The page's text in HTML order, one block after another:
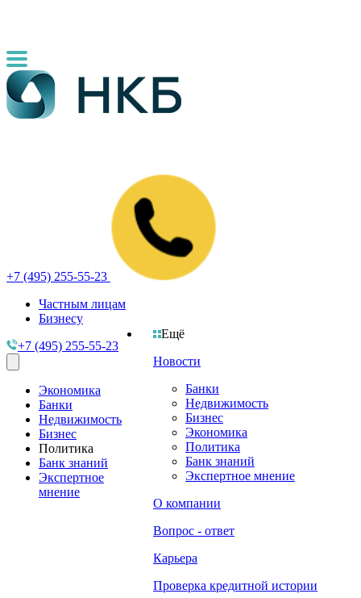
+7 (495) 255-55-23
Частным лицам
Бизнесу
Ещё
Новости
Банки
Недвижимость
Бизнес
Экономика
Политика
Банк знаний
Экспертное мнение
О компании
Вопрос - ответ
Карьера
Проверка кредитной истории
+7 (495) 255-55-23
Экономика
Банки
Недвижимость
Бизнес
Политика
Банк знаний
Экспертное
мнение